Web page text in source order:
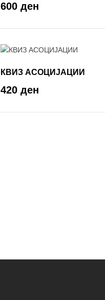
600 ден
КВИЗ АСОЦИЈАЦИИ
420 ден